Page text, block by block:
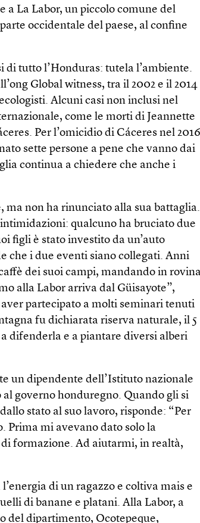
a La Labor, un piccolo comune del
occidentale del paese, al confine
di tutto l’Honduras: tutela l’ambiente.
Global witness, tra il 2002 e il 2014
Alcuni casi non inclusi nel
come le morti di Jeannette
Per l’omicidio di Cáceres nel 2016
sette persone a pene che vanno dai
continua a chiedere che anche i
ma non ha rinunciato alla sua battaglia.
qualcuno ha bruciato due
figli è stato investito da un’auto
che i due eventi siano collegati. Anni
dei suoi campi, mandando in rovina
alla Labor arriva dal Güisayote”,
partecipato a molti seminari tenuti
fu dichiarata riserva naturale, il 5
difenderla e a piantare diversi alberi
un dipendente dell’Istituto nazionale
governo honduregno. Quando gli si
stato al suo lavoro, risponde: “Per
Prima mi avevano dato solo la
formazione. Ad aiutarmi, in realtà,
di un ragazzo e coltiva mais e
di banane e platani. Alla Labor, a
del dipartimento, Ocotepeque,